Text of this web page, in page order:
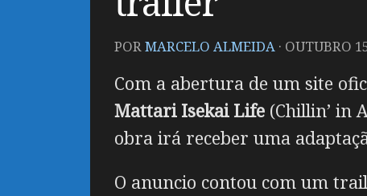
PORMARCELO ALMEIDA · OUTUBRO
Com a abertura de um site
Mattari Isekai Life (Chillin’ in
obra irá receber uma
O anuncio contou com um